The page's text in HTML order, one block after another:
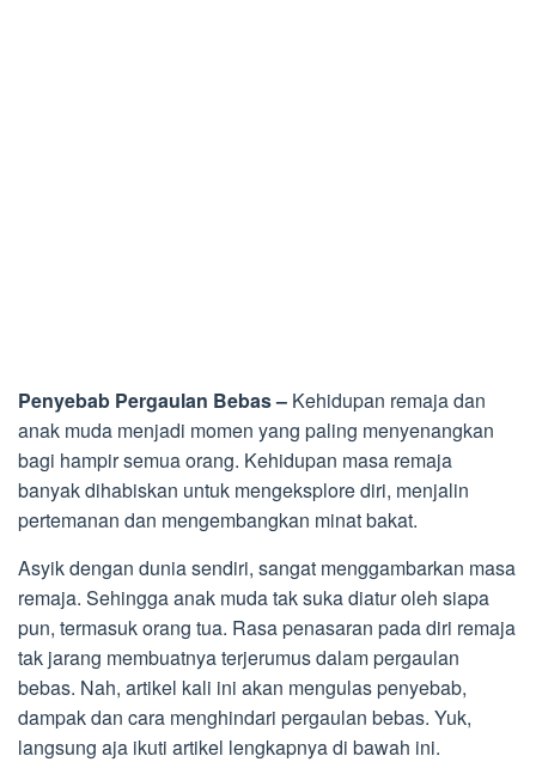
Penyebab Pergaulan Bebas – Kehidupan remaja dan
anak muda menjadi momen yang paling menyenangkan
bagi hampir semua orang. Kehidupan masa remaja
banyak dihabiskan untuk mengeksplore diri, menjalin
pertemanan dan mengembangkan minat bakat.
Asyik dengan dunia sendiri, sangat menggambarkan masa
remaja. Sehingga anak muda tak suka diatur oleh siapa
pun, termasuk orang tua. Rasa penasaran pada diri remaja
tak jarang membuatnya terjerumus dalam pergaulan
bebas. Nah, artikel kali ini akan mengulas penyebab,
dampak dan cara menghindari pergaulan bebas. Yuk,
langsung aja ikuti artikel lengkapnya di bawah ini.